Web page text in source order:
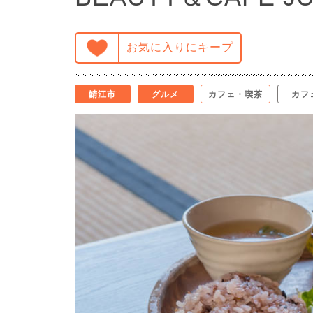
お気に入りにキープ
鯖江市 グルメ カフェ・喫茶 カフ